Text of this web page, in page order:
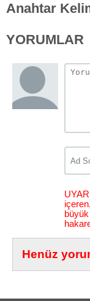
Anahtar
YORUMLAR
Henüz